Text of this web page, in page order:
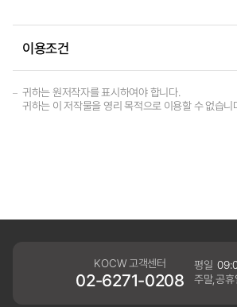
이용조건
귀하는 원저작자를 표시하여야 합니다.
귀하는 이 저작물을 영리 목적으로 이용할 수 없습니
KOCW 고객센터
02-6271-0208
평일
주말,공휴